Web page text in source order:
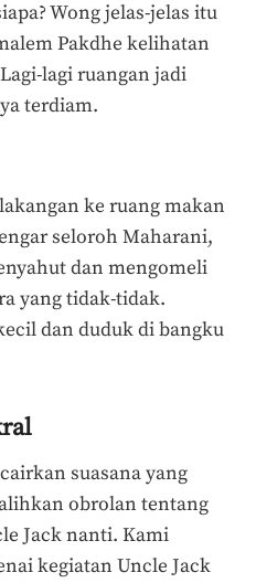
Wong jelas-jelas itu
Pakdhe kelihatan
lagi ruangan jadi
terdiam.
ke ruang makan
seloroh Maharani,
dan mengomeli
yang tidak-tidak.
dan duduk di bangku
suasana yang
obrolan tentang
Jack nanti. Kami
kegiatan Uncle Jack